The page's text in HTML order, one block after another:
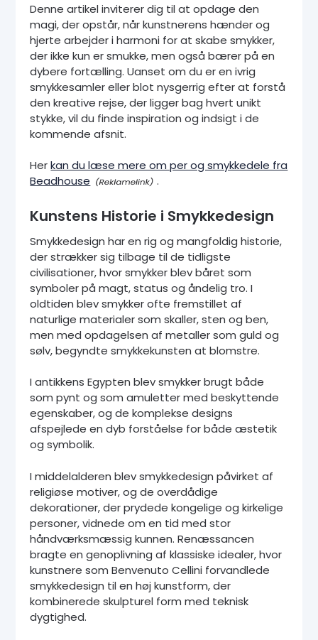
Denne artikel inviterer dig til at opdage den
magi, der opstår, når kunstnerens hænder og
hjerte arbejder i harmoni for at skabe smykker,
der ikke kun er smukke, men også bærer på en
dybere fortælling. Uanset om du er en ivrig
smykkesamler eller blot nysgerrig efter at forstå
den kreative rejse, der ligger bag hvert unikt
stykke, vil du finde inspiration og indsigt i de
kommende afsnit.
Herkan du læse mere om per og smykkedele fra
Beadhouse
.
Kunstens Historie i Smykkedesign
Smykkedesign har en rig og mangfoldig historie,
der strækker sig tilbage til de tidligste
civilisationer, hvor smykker blev båret som
symboler på magt, status og åndelig tro. I
oldtiden blev smykker ofte fremstillet af
naturlige materialer som skaller, sten og ben,
men med opdagelsen af metaller som guld og
sølv, begyndte smykkekunsten at blomstre.
I antikkens Egypten blev smykker brugt både
som pynt og som amuletter med beskyttende
egenskaber, og de komplekse designs
afspejlede en dyb forståelse for både æstetik
og symbolik.
I middelalderen blev smykkedesign påvirket af
religiøse motiver, og de overdådige
dekorationer, der prydede kongelige og kirkelige
personer, vidnede om en tid med stor
håndværksmæssig kunnen. Renæssancen
bragte en genoplivning af klassiske idealer, hvor
kunstnere som Benvenuto Cellini forvandlede
smykkedesign til en høj kunstform, der
kombinerede skulpturel form med teknisk
dygtighed.